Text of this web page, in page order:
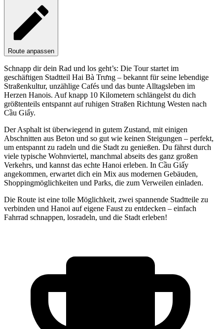
Route anpassen
Schnapp dir dein Rad und los geht’s: Die Tour startet im
geschäftigen Stadtteil Hai Bà Trưng – bekannt für seine lebendige
Straßenkultur, unzählige Cafés und das bunte Alltagsleben im
Herzen Hanois. Auf knapp 10 Kilometern schlängelst du dich
größtenteils entspannt auf ruhigen Straßen Richtung Westen nach
Cầu Giấy.
Der Asphalt ist überwiegend in gutem Zustand, mit einigen
Abschnitten aus Beton und so gut wie keinen Steigungen – perfekt,
um entspannt zu radeln und die Stadt zu genießen. Du fährst durch
viele typische Wohnviertel, manchmal abseits des ganz großen
Verkehrs, und kannst das echte Hanoi erleben. In Cầu Giấy
angekommen, erwartet dich ein Mix aus modernen Gebäuden,
Shoppingmöglichkeiten und Parks, die zum Verweilen einladen.
Die Route ist eine tolle Möglichkeit, zwei spannende Stadtteile zu
verbinden und Hanoi auf eigene Faust zu entdecken – einfach
Fahrrad schnappen, losradeln, und die Stadt erleben!